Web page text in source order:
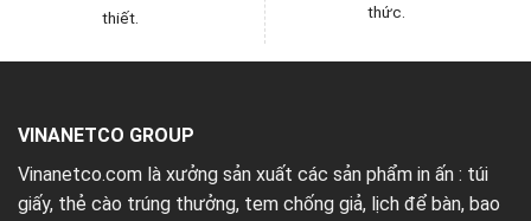
thiết.
thức.
VINANETCO GROUP
Vinanetco.com là xưởng sản xuất các sản phẩm in ấn : túi
giấy, thẻ cào trúng thưởng, tem chống giả, lịch để bàn, bao